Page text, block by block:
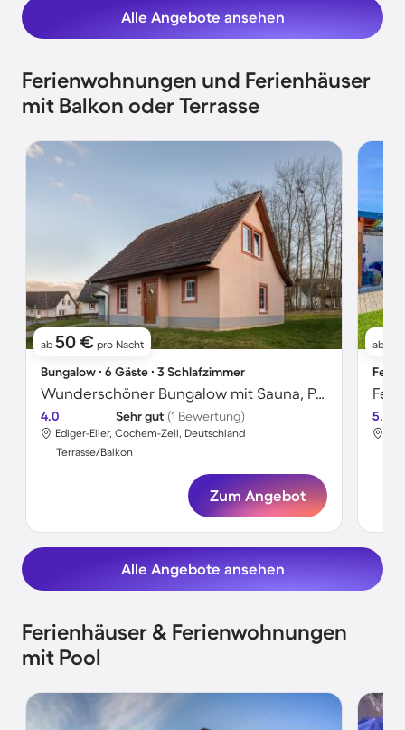
Alle Angebote ansehen
Ferienwohnungen und Ferienhäuser
mit Balkon oder Terrasse
ab 50 € pro Nacht
Bungalow ∙ 6 Gäste ∙ 3 Schlafzimmer
Wunderschöner Bungalow mit Sauna, Pool und Garten
4.0 Sehr gut (1 Bewertung)
Ediger-Eller, Cochem-Zell, Deutschland
Terrasse/Balkon
Zum Angebot
ab
5.0
Alle Angebote ansehen
Ferienhäuser & Ferienwohnungen
mit Pool